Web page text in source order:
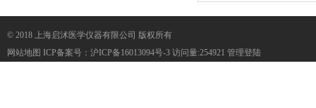
© 2018 上海启沭医学仪器有限公司 版权所有
网站地图 ICP备案号： 沪ICP备16013094号-3 访问量:254921 管理登陆